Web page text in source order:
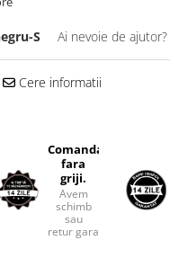
S Ai nevoie de ajutor?
Cere informatii
Comanda
fara
griji.
Avem
schimb
sau
retur garantat.